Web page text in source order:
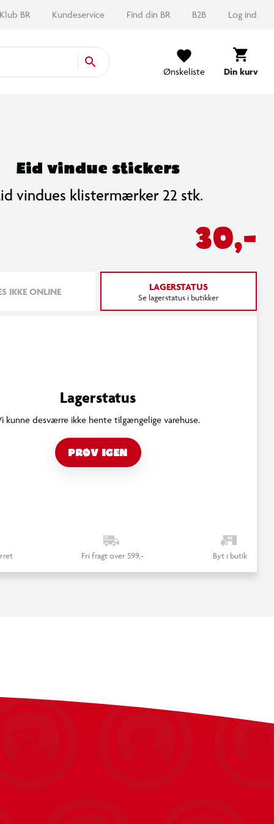
Klub BR Kundeservice Find din BR B2B Log ind
Ønskeliste Din kurv
Eid vindue stickers
vindues klistermærker 22 stk.
30,-
IKKE ONLINE LAGERSTATUS
Se lagerstatus i butikker
Lagerstatus
kunne desværre ikke hente tilgængelige varehuse.
PRØV IGEN
Fri fragt over 599,- Byt i butik